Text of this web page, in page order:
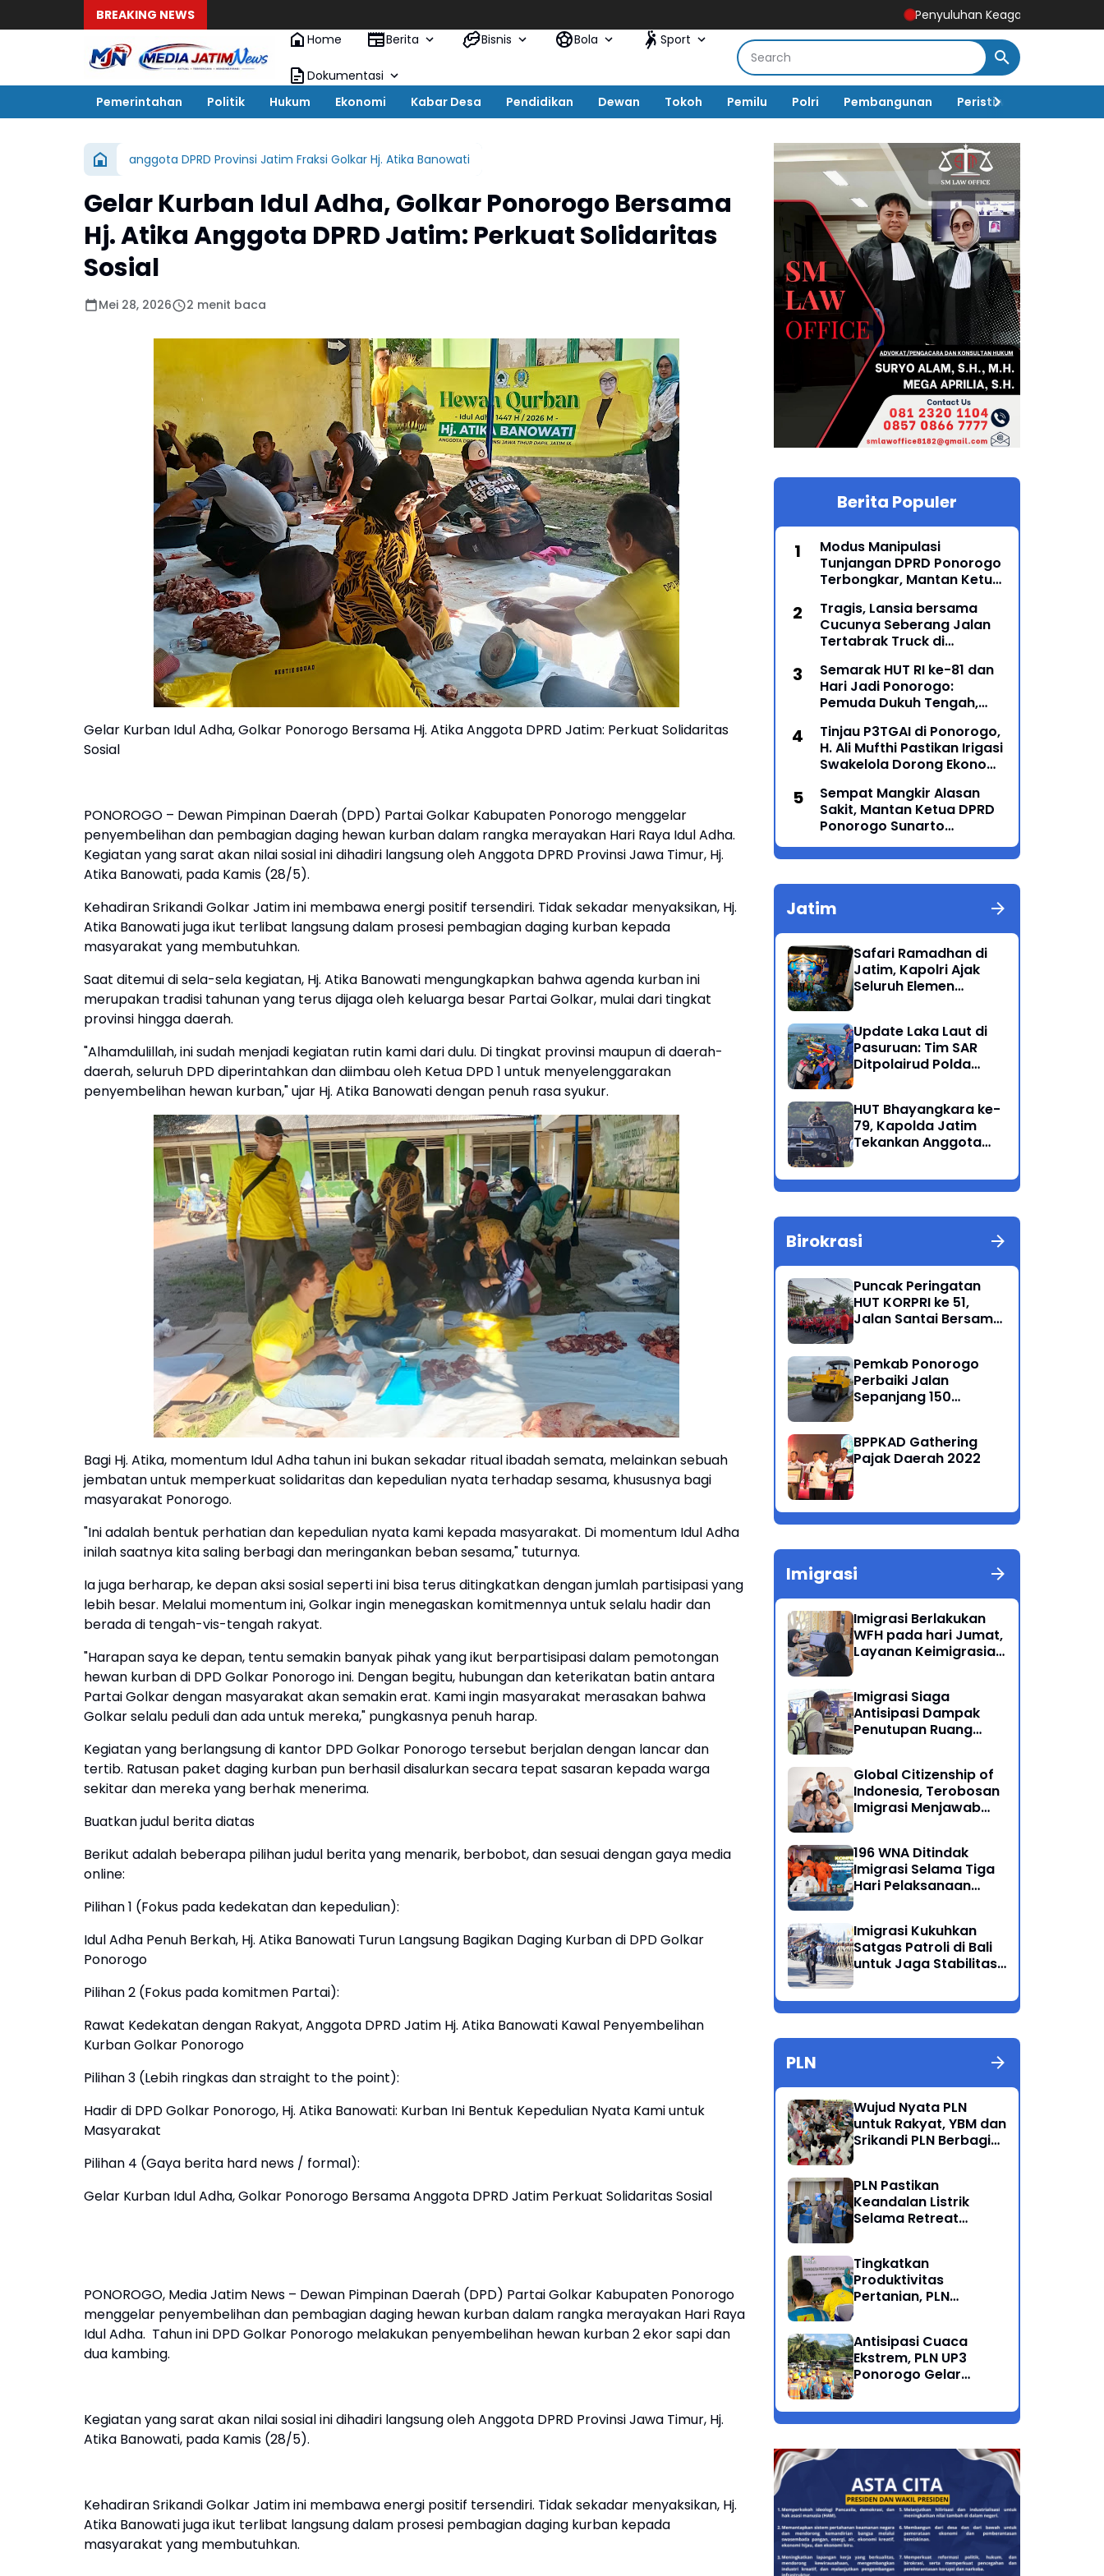
BREAKING NEWS
Penyuluhan Keagamaan Sasaran Non Fisik
Home
Berita Bisnis Bola Sport
Dokumentasi
Pemerintahan
Politik Hukum Ekonomi Kabar Desa Pendidikan Dewan Tokoh Pemilu Polri Pembangunan Peristiwa
anggota DPRD Provinsi Jatim Fraksi Golkar Hj. Atika Banowati
Gelar Kurban Idul Adha, Golkar Ponorogo Bersama
Hj. Atika Anggota DPRD Jatim: Perkuat Solidaritas
Sosial
Mei 28, 2026 2 menit baca
Gelar Kurban Idul Adha, Golkar Ponorogo Bersama Hj. Atika Anggota DPRD Jatim: Perkuat Solidaritas
Sosial
PONOROGO – Dewan Pimpinan Daerah (DPD) Partai Golkar Kabupaten Ponorogo menggelar
penyembelihan dan pembagian daging hewan kurban dalam rangka merayakan Hari Raya Idul Adha.
Kegiatan yang sarat akan nilai sosial ini dihadiri langsung oleh Anggota DPRD Provinsi Jawa Timur, Hj.
Atika Banowati, pada Kamis (28/5).
Kehadiran Srikandi Golkar Jatim ini membawa energi positif tersendiri. Tidak sekadar menyaksikan, Hj.
Atika Banowati juga ikut terlibat langsung dalam prosesi pembagian daging kurban kepada
masyarakat yang membutuhkan.
Saat ditemui di sela-sela kegiatan, Hj. Atika Banowati mengungkapkan bahwa agenda kurban ini
merupakan tradisi tahunan yang terus dijaga oleh keluarga besar Partai Golkar, mulai dari tingkat
provinsi hingga daerah.
"Alhamdulillah, ini sudah menjadi kegiatan rutin kami dari dulu. Di tingkat provinsi maupun di daerah-
daerah, seluruh DPD diperintahkan dan diimbau oleh Ketua DPD 1 untuk menyelenggarakan
penyembelihan hewan kurban," ujar Hj. Atika Banowati dengan penuh rasa syukur.
Bagi Hj. Atika, momentum Idul Adha tahun ini bukan sekadar ritual ibadah semata, melainkan sebuah
jembatan untuk memperkuat solidaritas dan kepedulian nyata terhadap sesama, khususnya bagi
masyarakat Ponorogo.
"Ini adalah bentuk perhatian dan kepedulian nyata kami kepada masyarakat. Di momentum Idul Adha
inilah saatnya kita saling berbagi dan meringankan beban sesama," tuturnya.
Ia juga berharap, ke depan aksi sosial seperti ini bisa terus ditingkatkan dengan jumlah partisipasi yang
lebih besar. Melalui momentum ini, Golkar ingin menegaskan komitmennya untuk selalu hadir dan
berada di tengah-vis-tengah rakyat.
"Harapan saya ke depan, tentu semakin banyak pihak yang ikut berpartisipasi dalam pemotongan
hewan kurban di DPD Golkar Ponorogo ini. Dengan begitu, hubungan dan keterikatan batin antara
Partai Golkar dengan masyarakat akan semakin erat. Kami ingin masyarakat merasakan bahwa
Golkar selalu peduli dan ada untuk mereka," pungkasnya penuh harap.
Kegiatan yang berlangsung di kantor DPD Golkar Ponorogo tersebut berjalan dengan lancar dan
tertib. Ratusan paket daging kurban pun berhasil disalurkan secara tepat sasaran kepada warga
sekitar dan mereka yang berhak menerima.
Buatkan judul berita diatas
Berikut adalah beberapa pilihan judul berita yang menarik, berbobot, dan sesuai dengan gaya media
online:
Pilihan 1 (Fokus pada kedekatan dan kepedulian):
Idul Adha Penuh Berkah, Hj. Atika Banowati Turun Langsung Bagikan Daging Kurban di DPD Golkar
Ponorogo
Pilihan 2 (Fokus pada komitmen Partai):
Rawat Kedekatan dengan Rakyat, Anggota DPRD Jatim Hj. Atika Banowati Kawal Penyembelihan
Kurban Golkar Ponorogo
Pilihan 3 (Lebih ringkas dan straight to the point):
Hadir di DPD Golkar Ponorogo, Hj. Atika Banowati: Kurban Ini Bentuk Kepedulian Nyata Kami untuk
Masyarakat
Pilihan 4 (Gaya berita hard news / formal):
Gelar Kurban Idul Adha, Golkar Ponorogo Bersama Anggota DPRD Jatim Perkuat Solidaritas Sosial
PONOROGO, Media Jatim News – Dewan Pimpinan Daerah (DPD) Partai Golkar Kabupaten Ponorogo
menggelar penyembelihan dan pembagian daging hewan kurban dalam rangka merayakan Hari Raya
Idul Adha. Tahun ini DPD Golkar Ponorogo melakukan penyembelihan hewan kurban 2 ekor sapi dan
dua kambing.
Kegiatan yang sarat akan nilai sosial ini dihadiri langsung oleh Anggota DPRD Provinsi Jawa Timur, Hj.
Atika Banowati, pada Kamis (28/5).
Kehadiran Srikandi Golkar Jatim ini membawa energi positif tersendiri. Tidak sekadar menyaksikan, Hj.
Atika Banowati juga ikut terlibat langsung dalam prosesi pembagian daging kurban kepada
masyarakat yang membutuhkan.
Berita Populer
Modus Manipulasi
Tunjangan DPRD Ponorogo
Terbongkar, Mantan Ketua
Ditahan Kejari
Tragis, Lansia bersama
Cucunya Seberang Jalan
Tertabrak Truck di
Meninggal
Semarak HUT RI ke-81 dan
Hari Jadi Ponorogo:
Pemuda Dukuh Tengah,
Gajah-Gajahan, Lintas
Generasi Menyatu dalam
Budaya
Tinjau P3TGAI di Ponorogo,
H. Ali Mufthi Pastikan Irigasi
Swakelola Dorong Ekonomi
Sempat Mangkir Alasan
Sakit, Mantan Ketua DPRD
Ponorogo Sunarto
Akhirnya Penuhi Panggilan
Kejaksaan
Jatim
Safari Ramadhan di
Jatim, Kapolri Ajak
Seluruh Elemen
Program Presiden
Update Laka Laut di
Pasuruan: Tim SAR
Ditpolairud Polda
Korban Meninggal di
Perairan Lekok
HUT Bhayangkara ke-
79, Kapolda Jatim
Tekankan Anggota
Profesional Polri
Birokrasi
Puncak Peringatan
HUT KORPRI ke 51,
Jalan Santai Bersama
Pemkab Ponorogo
Perbaiki Jalan
Sepanjang 150
BPPKAD Gathering
Pajak Daerah 2022
Imigrasi
Imigrasi Berlakukan
WFH pada hari Jumat,
Layanan Keimigrasian
Imigrasi Siaga
Antisipasi Dampak
Penutupan Ruang
Global Citizenship of
Indonesia, Terobosan
Imigrasi Menjawab
196 WNA Ditindak
Imigrasi Selama Tiga
Hari Pelaksanaan
Imigrasi Kukuhkan
Satgas Patroli di Bali
untuk Jaga Stabilitas
Wilayah
PLN
Wujud Nyata PLN
untuk Rakyat, YBM dan
Srikandi PLN Berbagi
Anak Dhuafa
PLN Pastikan
Keandalan Listrik
Selama Retreat
Tingkatkan
Produktivitas
Pertanian, PLN
Listrik ke Desa
Ngrukem
Antisipasi Cuaca
Ekstrem, PLN UP3
Ponorogo Gelar
Penyulang Prigi
Trenggalek